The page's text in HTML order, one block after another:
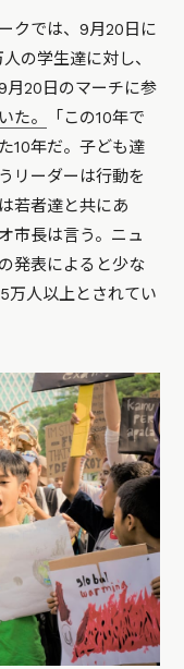
クでは、9月20日に
の学生達に対し、
月20日のマーチに参
た。
「この10年で
10年だ。子ども達
リーダーは行動を
若者達と共にあ
市長は言う。ニュ
発表によると少な
万人以上とされてい